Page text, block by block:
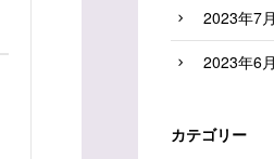
2023年7月
2023年6月
カテゴリー